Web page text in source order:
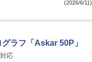
(2026/6/11)
ラフ「Askar 50P」
応